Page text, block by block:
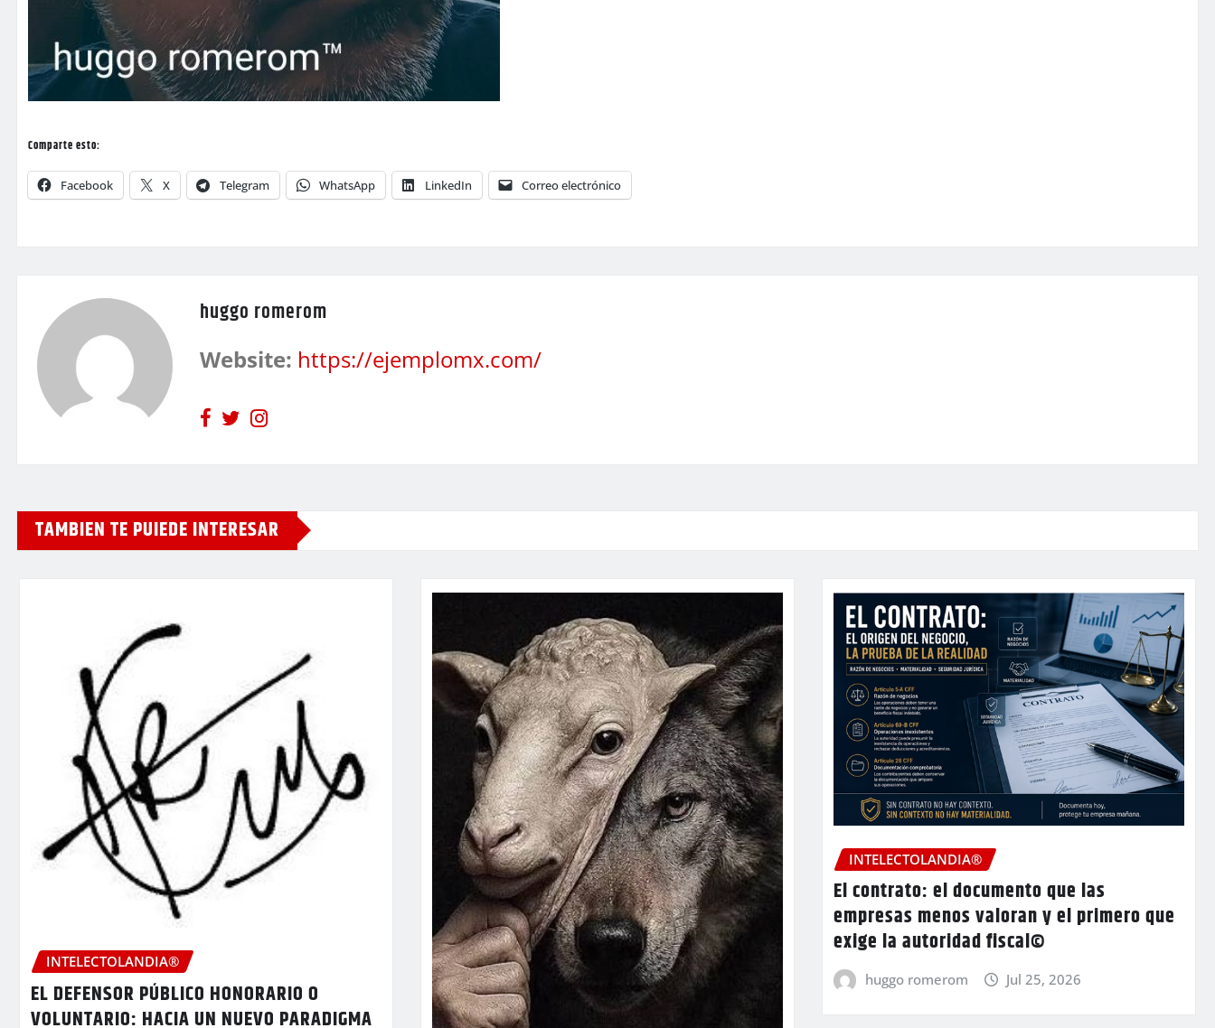
Comparte esto:
Facebook X Telegram WhatsApp LinkedIn Correo electrónico
huggo romerom
Website: https://ejemplomx.com/
TAMBIEN TE PUIEDE INTERESAR
INTELECTOLANDIA®
EL DEFENSOR PÚBLICO HONORARIO O
VOLUNTARIO: HACIA UN NUEVO PARADIGMA
INTELECTOLANDIA®
El contrato: el documento que las
empresas menos valoran y el primero que
exige la autoridad fiscal©
huggo romerom Jul 25, 2026